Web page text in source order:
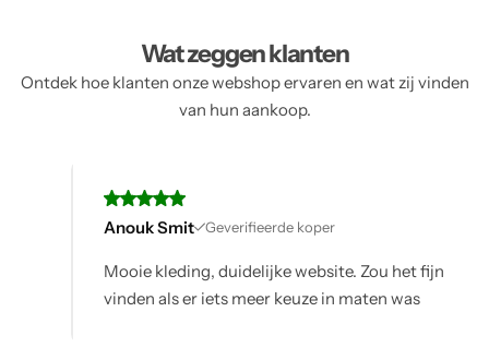
Wat zeggen klanten
Ontdek hoe klanten onze webshop ervaren en wat zij vinden
van hun aankoop.
Anouk Smit Geverifieerde koper
Mooie kleding, duidelijke website. Zou het fijn
vinden als er iets meer keuze in maten was